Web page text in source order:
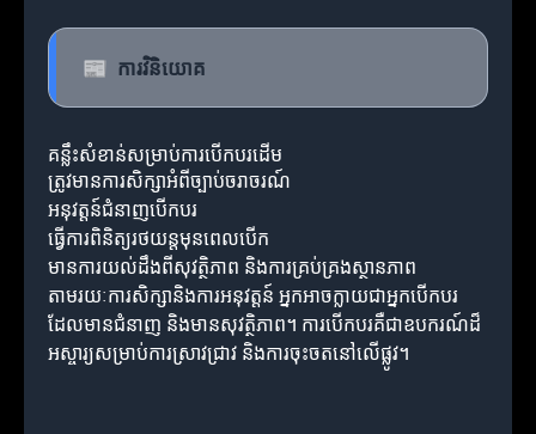
📰 ការវិនិយោគ
គន្លឹះសំខាន់សម្រាប់ការបើកបរដើម
ត្រូវមានការសិក្សាអំពីច្បាប់ចរាចរណ៍
អនុវត្តន៍ជំនាញបើកបរ
ធ្វើការពិនិត្យរថយន្តមុនពេលបើក
មានការយល់ដឹងពីសុវត្ថិភាព និងការគ្រប់គ្រងស្ថានភាព
តាមរយៈការសិក្សានិងការអនុវត្តន៍ អ្នកអាចក្លាយជាអ្នកបើកបរ​
ដែលមានជំនាញ និងមានសុវត្ថិភាព។ ការបើកបរ​គឺជា​ឧបករណ៍ដ៏
អស្ចារ្យសម្រាប់ការស្រាវជ្រាវ និងការចុះចតនៅលើផ្លូវ។